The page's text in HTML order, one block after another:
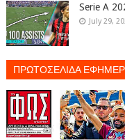
Serie A
July 29,
ΠΡΩΤΟΣΕΛΙΔΑ